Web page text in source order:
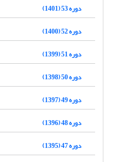
دوره 53 (1401)
دوره 52 (1400)
دوره 51 (1399)
دوره 50 (1398)
دوره 49 (1397)
دوره 48 (1396)
دوره 47 (1395)